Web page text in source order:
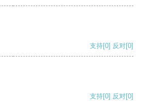
支持[0] 反对[0]
支持[0] 反对[0]